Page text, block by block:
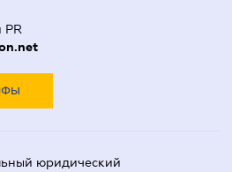
PR
юридический